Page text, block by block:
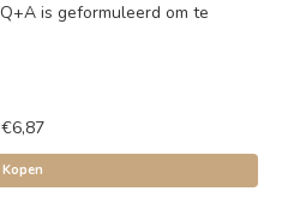
is geformuleerd om te
€6,87
Kopen